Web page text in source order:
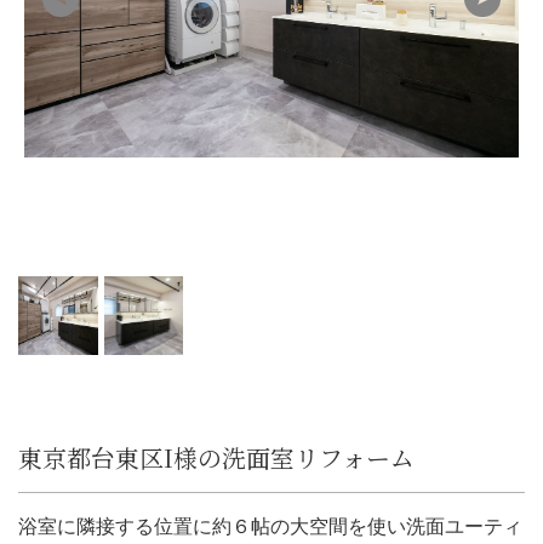
東京都台東区I様の洗面室リフォーム
浴室に隣接する位置に約６帖の大空間を使い洗面ユーティ